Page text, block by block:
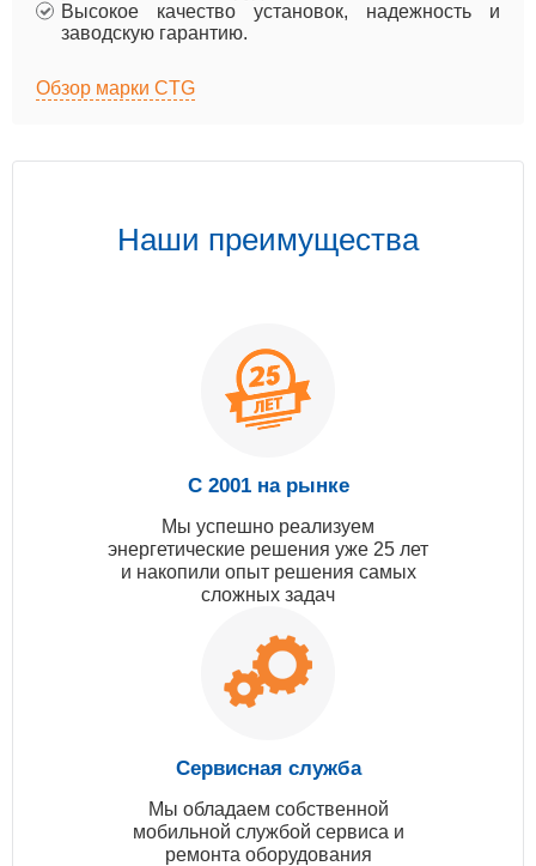
Высокое качество установок, надежность и
заводскую гарантию.
Обзор марки CTG
Наши преимущества
С 2001 на рынке
Мы успешно реализуем
энергетические решения уже 25 лет
и накопили опыт решения самых
сложных задач
Сервисная служба
Мы обладаем собственной
мобильной службой сервиса и
ремонта оборудования